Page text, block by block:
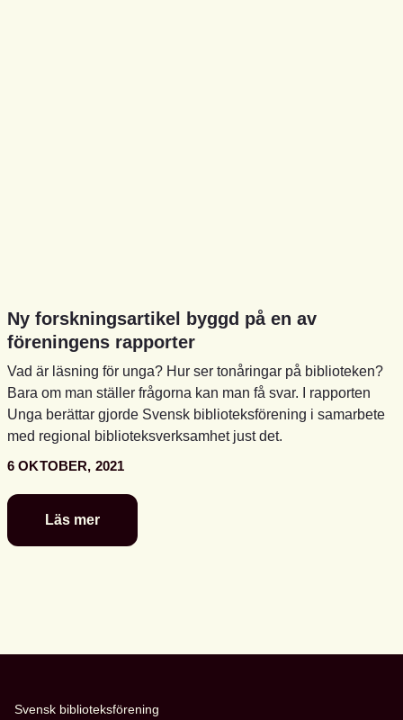
Ny forskningsartikel byggd på en av
föreningens rapporter
Vad är läsning för unga? Hur ser tonåringar på biblioteken?
Bara om man ställer frågorna kan man få svar. I rapporten
Unga berättar gjorde Svensk biblioteksförening i samarbete
med regional biblioteksverksamhet just det.
6 OKTOBER, 2021
Läs mer
Ny
forskningsartikel
föreningens
Svensk biblioteksförening